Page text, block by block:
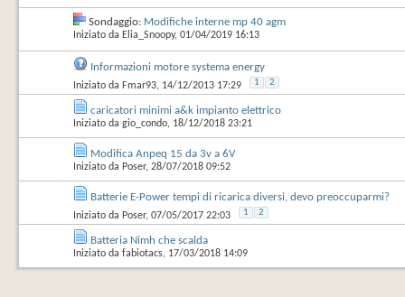
Sondaggio: Modifiche interne mp 40 agm
Iniziato da Elia_Snoopy‎, 01/04/2019 16:13
Informazioni motore systema energy
Iniziato da Fmar93‎, 14/12/2013 17:29 1 2
caricatori minimi a&k impianto elettrico
Iniziato da gio_condo‎, 18/12/2018 23:21
Modifica Anpeq 15 da 3v a 6V
Iniziato da Poser‎, 28/07/2018 09:52
Batterie E-Power tempi di ricarica diversi, devo preoccuparmi?
Iniziato da Poser‎, 07/05/2017 22:03 1 2
Batteria Nimh che scalda
Iniziato da fabiotacs‎, 17/03/2018 14:09